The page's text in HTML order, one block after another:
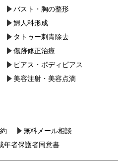
バスト・胸の整形
婦人科形成
タトゥー刺青除去
傷跡修正治療
ピアス・ボディピアス
美容注射・美容点滴
無料メール相談
年者保護者同意書